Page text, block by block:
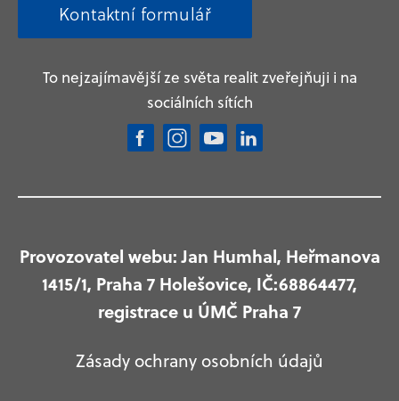
Kontaktní formulář
To nejzajímavější ze světa realit zveřejňuji i na
sociálních sítích
Provozovatel webu: Jan Humhal, Heřmanova
1415/1, Praha 7 Holešovice, IČ:68864477,
registrace u ÚMČ Praha 7
Zásady ochrany osobních údajů